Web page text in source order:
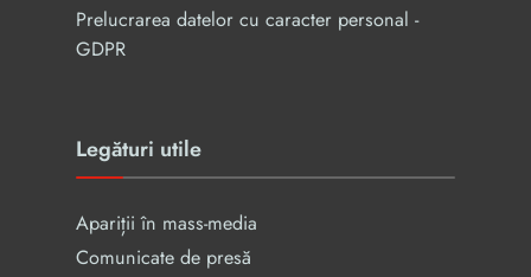
Prelucrarea datelor cu caracter personal -
GDPR
Legături utile
Apariții în mass-media
Comunicate de presă